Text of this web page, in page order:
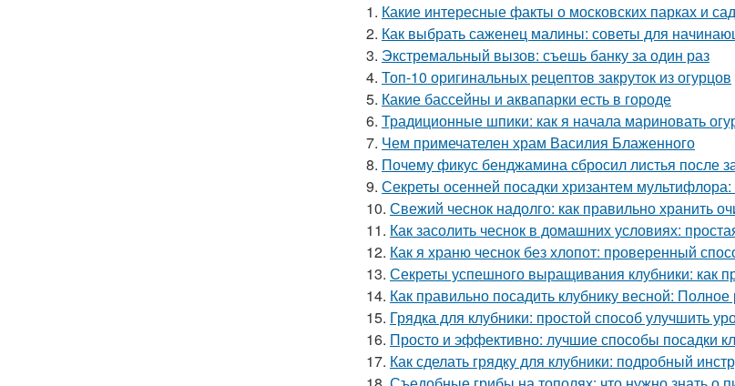
1. Какие интересные факты о московских парках и
2. Как выбрать саженец малины: советы для
3. Экстремальный вызов: съешь банку за один раз
4. Топ-10 оригинальных рецептов закруток из огурцов
5. Какие бассейны и аквапарки есть в городе
6. Традиционные шпики: как я начала мариновать
7. Чем примечателен храм Василия Блаженного
8. Почему фикус бенджамина сбросил листья после
9. Секреты осенней посадки хризантем
10. Свежий чеснок надолго: как правильно хранить
11. Как засолить чеснок в домашних условиях:
12. Как я храню чеснок без хлопот: проверенный
13. Секреты успешного выращивания клубники: как
14. Как правильно посадить клубнику весной:
15. Грядка для клубники: простой способ улучшить
16. Просто и эффективно: лучшие способы посадки
17. Как сделать грядку для клубники: подробный